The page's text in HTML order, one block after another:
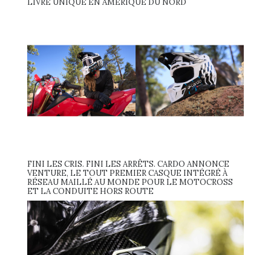
LIVRE UNIQUE EN AMÉRIQUE DU NORD
FINI LES CRIS. FINI LES ARRÊTS. CARDO ANNONCE
VENTURE, LE TOUT PREMIER CASQUE INTÉGRÉ À
RÉSEAU MAILLÉ AU MONDE POUR LE MOTOCROSS
ET LA CONDUITE HORS ROUTE